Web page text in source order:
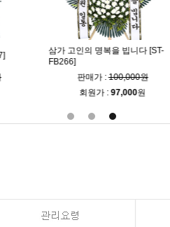
명복을 빕니다 [ST-FB265]
판매가 :103,000원
회원가 :99,900원